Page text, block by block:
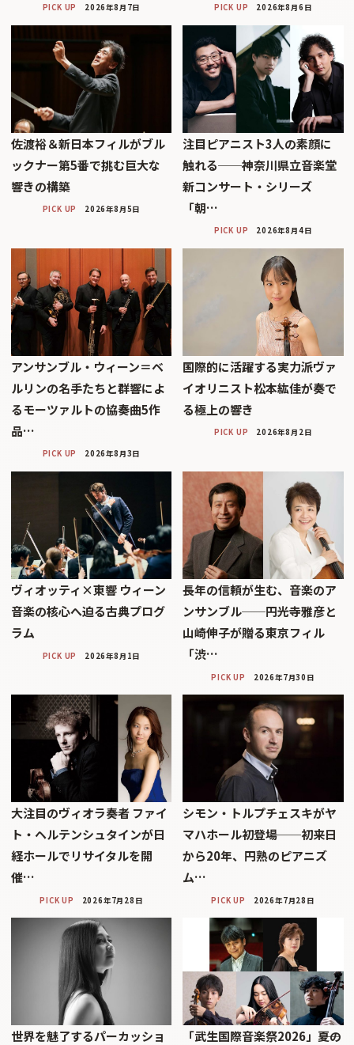
PICK UP 2026年8月7日 PICK UP 2026年8月6日
佐渡裕＆新日本フィルがブル
ックナー第5番で挑む巨大な
響きの構築
PICK UP 2026年8月5日
注目ピアニスト3人の素顔に
触れる──神奈川県立音楽堂
新コンサート・シリーズ
「朝…
PICK UP 2026年8月4日
アンサンブル・ウィーン＝ベ
ルリンの名手たちと群響によ
るモーツァルトの協奏曲5作
品…
PICK UP 2026年8月3日
国際的に活躍する実力派ヴァ
イオリニスト松本紘佳が奏で
る極上の響き
PICK UP 2026年8月2日
ヴィオッティ×東響 ウィーン
音楽の核心へ迫る古典プログ
ラム
PICK UP 2026年8月1日
長年の信頼が生む、音楽のア
ンサンブル──円光寺雅彦と
山崎伸子が贈る東京フィル
「渋…
PICK UP 2026年7月30日
大注目のヴィオラ奏者 ファイ
ト・ヘルテンシュタインが日
経ホールでリサイタルを開
催…
PICK UP 2026年7月28日
シモン・トルプチェスキがヤ
マハホール初登場──初来日
から20年、円熟のピアニズ
ム…
PICK UP 2026年7月28日
世界を魅了するパーカッショ
「武生国際音楽祭2026」――夏の